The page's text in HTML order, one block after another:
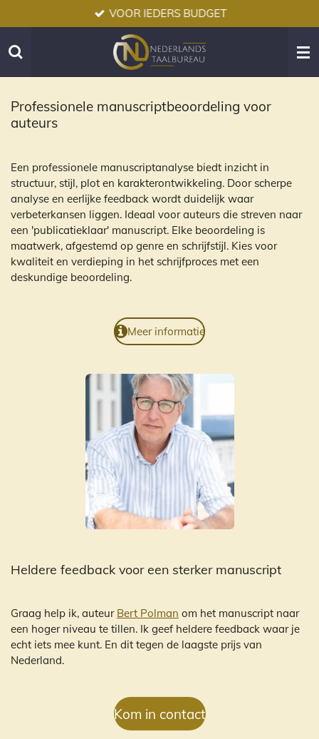
direct
naar
de
hoofdinhoud
VOOR IEDERS BUDGET
Professionele manuscriptbeoordeling voor
auteurs
Een professionele manuscriptanalyse biedt inzicht in
structuur, stijl, plot en karakterontwikkeling. Door scherpe
analyse en eerlijke feedback wordt duidelijk waar
verbeterkansen liggen. Ideaal voor auteurs die streven naar
een 'publicatieklaar' manuscript. Elke beoordeling is
maatwerk, afgestemd op genre en schrijfstijl. Kies voor
kwaliteit en verdieping in het schrijfproces met een
deskundige beoordeling.
Meer informatie
Heldere feedback voor een sterker manuscript
Graag help ik, auteur Bert Polman om het manuscript naar
een hoger niveau te tillen. Ik geef heldere feedback waar je
echt iets mee kunt. En dit tegen de laagste prijs van
Nederland.
Kom in contact